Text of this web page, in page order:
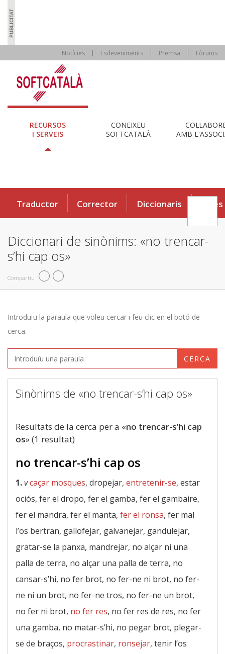
Notícies Esdeveniments Premsa Fòrums
RECURSOS
I SERVEIS
CONEIXEU
SOFTCATALÀ
AMB
Traductor Corrector Diccionaris Eines
Diccionari de sinònims: «no trencar-
s’hi cap os»
Compartiu
Introduïu la paraula que voleu cercar i feu clic en el botó de
cerca.
CERCA
Sinònims de «no trencar-s’hi cap os»
Resultats de la cerca per a «no trencar-s’hi cap
os» (1 resultat)
no trencar-s’hi cap os
1.vcaçar mosques, dropejar, entretenir-se, estar
ociós, fer el dropo, fer el gamba, fer el gambaire,
fer el mandra, fer el manta, fer el ronsa, fer mal
l’os bertran, gallofejar, galvanejar, gandulejar,
gratar-se la panxa, mandrejar, no alçar ni una
palla de terra, no alçar una palla de terra, no
cansar-s’hi, no fer brot, no fer-ne ni brot, no fer-
ne ni un brot, no fer-ne tros, no fer-ne un brot,
no fer ni brot, no fer res, no fer res de res, no fer
una gamba, no matar-s’hi, no pegar brot, plegar-
se de braços, procrastinar, ronsejar, tenir l’os